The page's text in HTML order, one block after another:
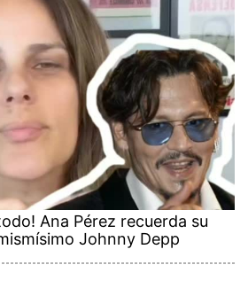
Ana Pérez recuerda su
Johnny Depp